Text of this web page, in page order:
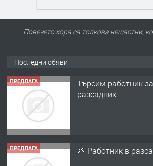
Повечето хора са толкова нещастни,
Последни обяви
ПРЕДЛАГА
Търсим работник
разсадник
ПРЕДЛАГА 🌱 Работник в